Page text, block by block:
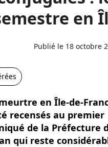
en
Publié le 18 octobre
en Île-de-
recensés au premier
de la Préfecture
qui reste